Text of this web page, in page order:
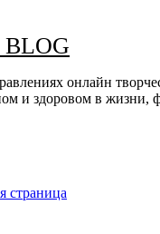
онлайн
и здоровом в жизни,
страница